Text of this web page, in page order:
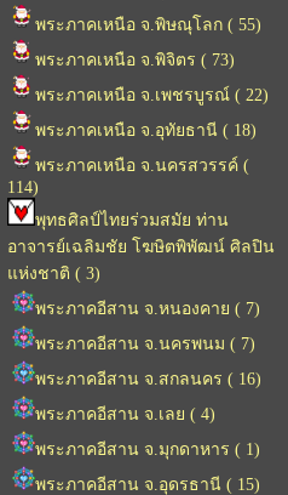
พระภาคเหนือ จ.พิษณุโลก ( 55)
พระภาคเหนือ จ.พิจิตร ( 73)
พระภาคเหนือ จ.เพชรบูรณ์ ( 22)
พระภาคเหนือ จ.อุทัยธานี ( 18)
พระภาคเหนือ จ.นครสวรรค์ (
114)
พุทธศิลป์ไทยร่วมสมัย ท่าน
อาจารย์เฉลิมชัย โฆษิตพิพัฒน์ ศิลปิน
แห่งชาติ ( 3)
พระภาคอีสาน จ.หนองคาย ( 7)
พระภาคอีสาน จ.นครพนม ( 7)
พระภาคอีสาน จ.สกลนคร ( 16)
พระภาคอีสาน จ.เลย ( 4)
พระภาคอีสาน จ.มุกดาหาร ( 1)
พระภาคอีสาน จ.อุดรธานี ( 15)